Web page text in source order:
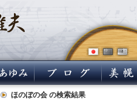
ほのぼの会 の検索結果